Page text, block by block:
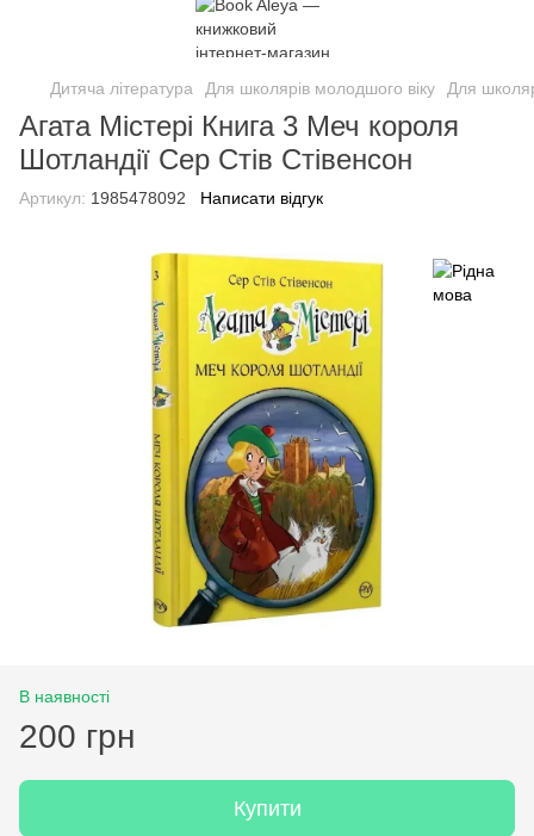
Дитяча література Для школярів молодшого віку Для
Агата Містері Книга 3 Меч короля
Шотландії Сер Стів Стівенсон
Артикул: 1985478092 Написати відгук
В наявності
200 грн
Купити